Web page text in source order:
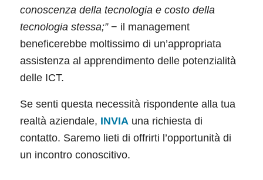
conoscenza della tecnologia e costo della
tecnologia stessa;”− il management
beneficerebbe moltissimo di un’appropriata
assistenza al apprendimento delle potenzialità
delle ICT.
Se senti questa necessità rispondente alla tua
realtà aziendale, INVIA una richiesta di
contatto. Saremo lieti di offrirti l’opportunità di
un incontro conoscitivo.